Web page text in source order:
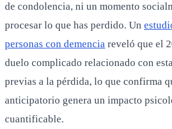
de condolencia, ni un momento
procesar lo que has perdido. Un
personas con demencia reveló que el
duelo complicado relacionado con
previas a la pérdida, lo que confirma
anticipatorio genera un impacto
cuantificable.